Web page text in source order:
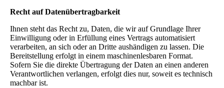
Recht auf Datenübertragbarkeit
Ihnen steht das Recht zu, Daten, die wir auf Grundlage Ihrer
Einwilligung oder in Erfüllung eines Vertrags automatisiert
verarbeiten, an sich oder an Dritte aushändigen zu lassen. Die
Bereitstellung erfolgt in einem maschinenlesbaren Format.
Sofern Sie die direkte Übertragung der Daten an einen anderen
Verantwortlichen verlangen, erfolgt dies nur, soweit es technisch
machbar ist.